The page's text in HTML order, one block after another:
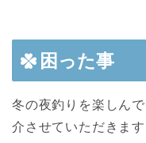
困った事
冬の夜釣りを楽しん
介させていただきます